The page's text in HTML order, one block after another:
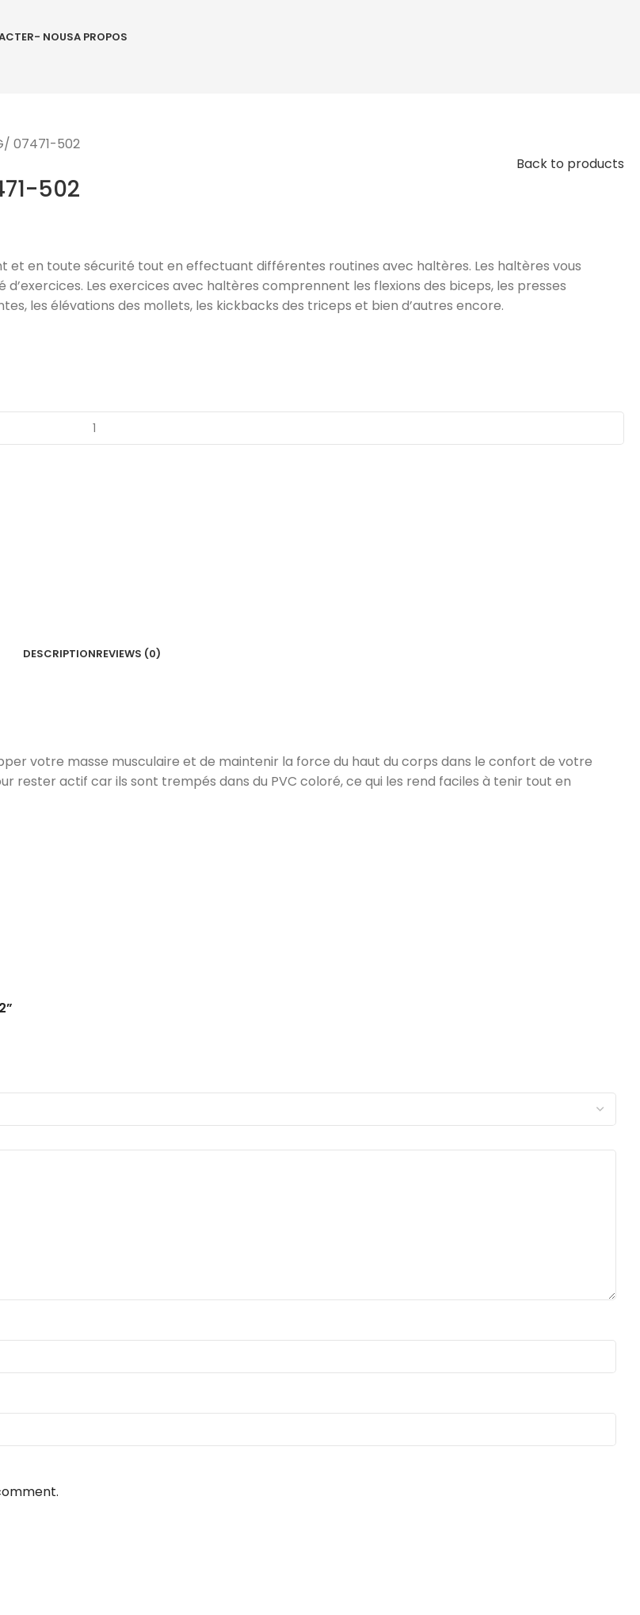
NOUSA PROPOS
07471-502
Back to products
502
en toute sécurité tout en effectuant différentes routines avec haltères. Les haltères vous
Les exercices avec haltères comprennent les flexions des biceps, les presses
les élévations des mollets, les kickbacks des triceps et bien d’autres encore.
DESCRIPTIONREVIEWS (0)
votre masse musculaire et de maintenir la force du haut du corps dans le confort de votre
rester actif car ils sont trempés dans du PVC coloré, ce qui les rend faciles à tenir tout en